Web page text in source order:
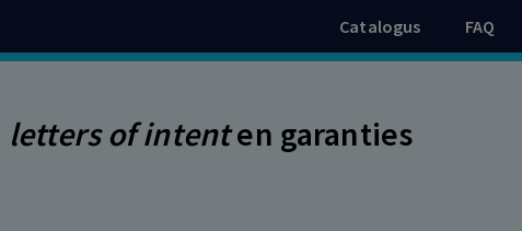
Catalogus FAQ
letters of intenten garanties